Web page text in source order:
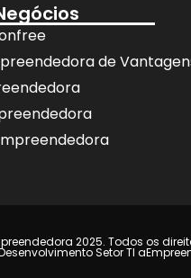
de
2025. Todos os
Setor TI